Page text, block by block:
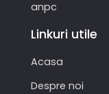
Linkuri utile
Acasa
Despre noi